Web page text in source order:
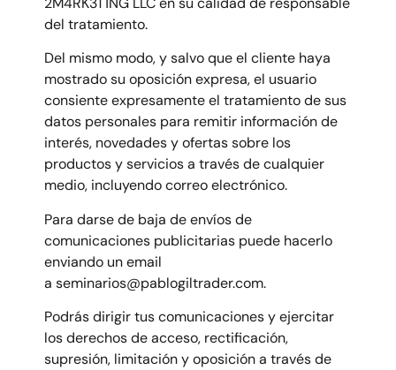
del tratamiento.
Del mismo modo, y salvo que el cliente haya
mostrado su oposición expresa, el usuario
consiente expresamente el tratamiento de sus
datos personales para remitir información de
interés, novedades y ofertas sobre los
productos y servicios a través de cualquier
medio, incluyendo correo electrónico.
Para darse de baja de envíos de
comunicaciones publicitarias puede hacerlo
enviando un email
a seminarios@pablogiltrader.com.
Podrás dirigir tus comunicaciones y ejercitar
los derechos de acceso, rectificación,
supresión, limitación y oposición a través de